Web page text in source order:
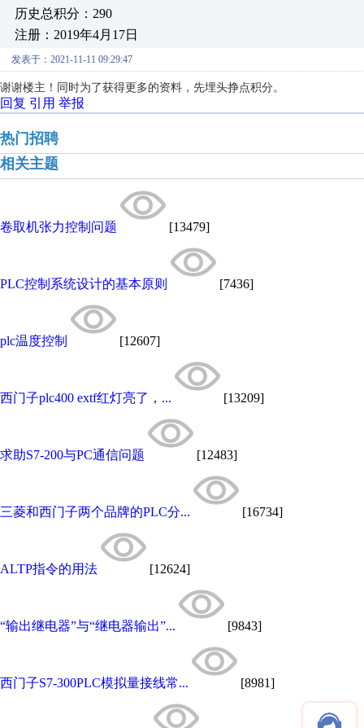
历史总积分：290
注册：2019年4月17日
发表于：2021-11-11 09:29:47
谢谢楼主！同时为了获得更多的资料，先埋头挣点积分。
回复 引用 举报
热门招聘
相关主题
卷取机张力控制问题 [13479]
PLC控制系统设计的基本原则 [7436]
plc温度控制 [12607]
西门子plc400 extf红灯亮了，... [13209]
求助S7-200与PC通信问题 [12483]
三菱和西门子两个品牌的PLC分... [16734]
ALTP指令的用法 [12624]
“输出继电器”与“继电器输出”... [9843]
西门子S7-300PLC模拟量接线常... [8981]